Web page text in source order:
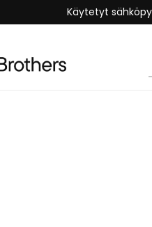
Käytetyt